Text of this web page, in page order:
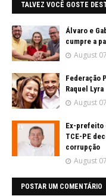
TALVEZ VOCÊ GOSTE
Álvaro e
cumpre a
August
Federação
Raquel Lyra
August
Ex-prefeito
TCE-PE
corrupção
August
POSTAR UM COMENTÁRIO